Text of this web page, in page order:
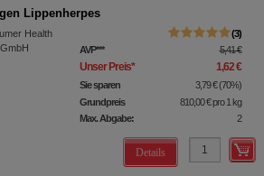
Lippenherpes
Health
3
AVP*** 5,41 €
Unser Preis* 1,62 €
Sie sparen 3,79 € (70%)
Grundpreis
810,00 €pro 1 kg
Max. Abgabe:
2
Details